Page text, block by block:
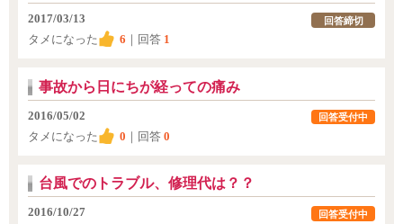
2017/03/13
タメになった
6 ｜回答 1
回答締切
事故から日にちが経っての痛み
2016/05/02
タメになった
0 ｜回答 0
回答受付中
台風でのトラブル、修理代は？？
2016/10/27
回答受付中